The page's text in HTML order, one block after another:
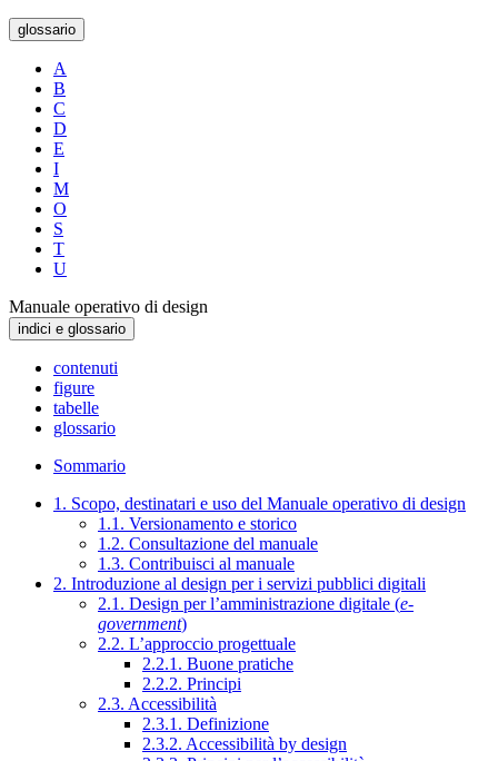
glossario
A
B
C
D
E
I
M
O
S
T
U
Manuale operativo di design
indici e glossario
contenuti
figure
tabelle
glossario
Sommario
1. Scopo, destinatari e uso del Manuale operativo di design
1.1. Versionamento e storico
1.2. Consultazione del manuale
1.3. Contribuisci al manuale
2. Introduzione al design per i servizi pubblici digitali
2.1. Design per l’amministrazione digitale (e-
government)
2.2. L’approccio progettuale
2.2.1. Buone pratiche
2.2.2. Principi
2.3. Accessibilità
2.3.1. Definizione
2.3.2. Accessibilità by design